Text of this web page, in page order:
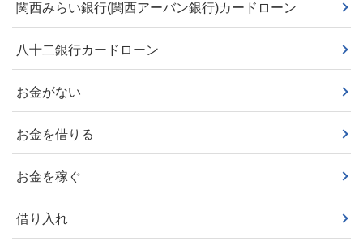
関西みらい銀行(関西アーバン銀行)カードローン
八十二銀行カードローン
お金がない
お金を借りる
お金を稼ぐ
借り入れ